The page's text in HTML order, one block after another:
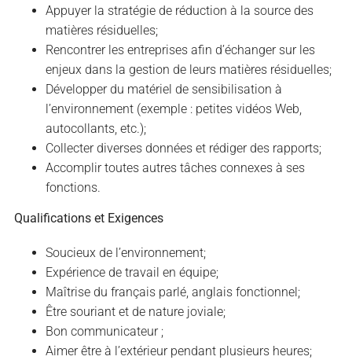
Appuyer la stratégie de réduction à la source des
matières résiduelles;
Rencontrer les entreprises afin d’échanger sur les
enjeux dans la gestion de leurs matières résiduelles;
Développer du matériel de sensibilisation à
l’environnement (exemple : petites vidéos Web,
autocollants, etc.);
Collecter diverses données et rédiger des rapports;
Accomplir toutes autres tâches connexes à ses
fonctions.
Qualifications et Exigences
Soucieux de l’environnement;
Expérience de travail en équipe;
Maîtrise du français parlé, anglais fonctionnel;
Être souriant et de nature joviale;
Bon communicateur ;
Aimer être à l’extérieur pendant plusieurs heures;